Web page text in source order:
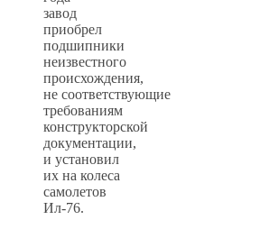
завод
приобрел
подшипники
неизвестного
происхождения,
не соответствующие
требованиям
конструкторской
документации,
и установил
их на колеса
самолетов
Ил-76.